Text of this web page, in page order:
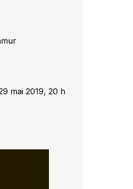
mai 2019, 20 h